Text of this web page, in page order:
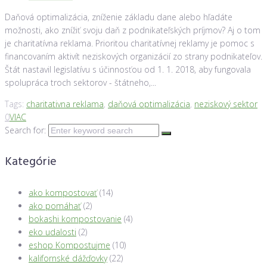
Daňová optimalizácia, zníženie základu dane alebo hľadáte
možnosti, ako znížiť svoju daň z podnikateľských príjmov? Aj o tom
je charitatívna reklama. Prioritou charitatívnej reklamy je pomoc s
financovaním aktivít neziskových organizácií zo strany podnikateľov.
Štát nastavil legislatívu s účinnosťou od 1. 1. 2018, aby fungovala
spolupráca troch sektorov - štátneho,...
Tags: charitativna reklama, daňová optimalizácia, neziskový sektor
0VIAC
Search for:
Kategórie
ako kompostovať(14)
ako pomáhať(2)
bokashi kompostovanie (4)
eko udalosti (2)
eshop Kompostujme (10)
kalifornské dážďovky(22)